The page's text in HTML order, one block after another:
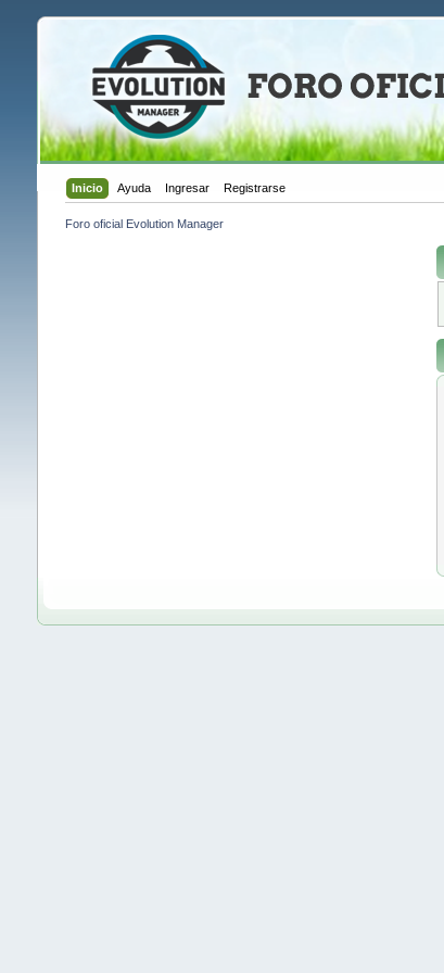
Inicio Ayuda Ingresar Registrarse
Foro oficial Evolution Manager